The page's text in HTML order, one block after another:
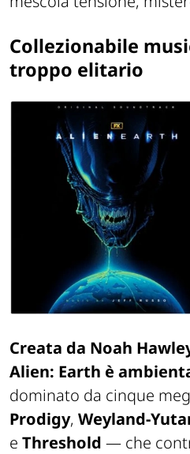
Collezionabile
troppo elitario
Creata da Noah
Alien: Earth è
dominato da cinque
Prodigy, Weyland-
e Threshold — che